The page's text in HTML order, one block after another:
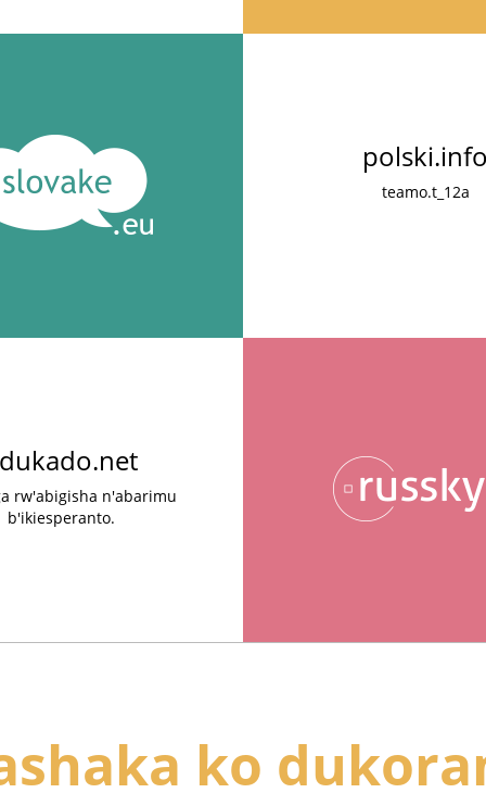
teamo.t_12a
rw'abigisha n'abarimu
b'ikiesperanto.
ko